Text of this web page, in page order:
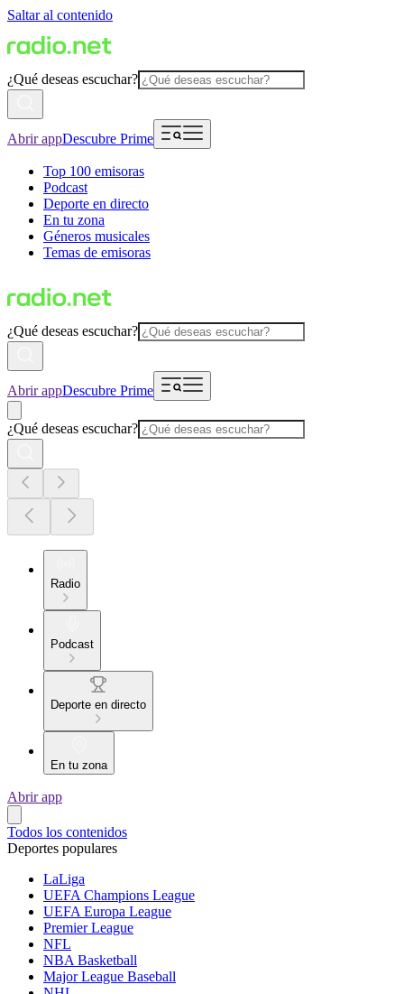
Saltar al contenido
¿Qué deseas escuchar?
Abrir appDescubre Prime
Top 100 emisoras
Podcast
Deporte en directo
En tu zona
Géneros musicales
Temas de emisoras
¿Qué deseas escuchar?
Abrir appDescubre Prime
¿Qué deseas escuchar?
Radio
Podcast
Deporte en directo
En tu zona
Abrir app
Todos los contenidos
Deportes populares
LaLiga
UEFA Champions League
UEFA Europa League
Premier League
NFL
NBA Basketball
Major League Baseball